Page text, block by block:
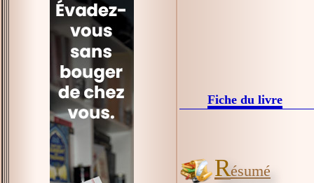
Fiche du livre
Résumé